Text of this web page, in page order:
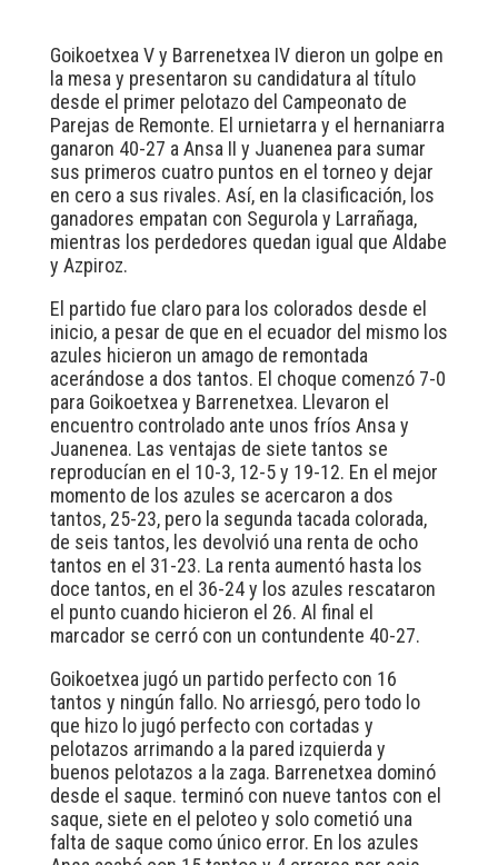
Goikoetxea V y Barrenetxea IV dieron un golpe en
la mesa y presentaron su candidatura al título
desde el primer pelotazo del Campeonato de
Parejas de Remonte. El urnietarra y el hernaniarra
ganaron 40-27 a Ansa II y Juanenea para sumar
sus primeros cuatro puntos en el torneo y dejar
en cero a sus rivales. Así, en la clasificación, los
ganadores empatan con Segurola y Larrañaga,
mientras los perdedores quedan igual que Aldabe
y Azpiroz.
El partido fue claro para los colorados desde el
inicio, a pesar de que en el ecuador del mismo los
azules hicieron un amago de remontada
acerándose a dos tantos. El choque comenzó 7-0
para Goikoetxea y Barrenetxea. Llevaron el
encuentro controlado ante unos fríos Ansa y
Juanenea. Las ventajas de siete tantos se
reproducían en el 10-3, 12-5 y 19-12. En el mejor
momento de los azules se acercaron a dos
tantos, 25-23, pero la segunda tacada colorada,
de seis tantos, les devolvió una renta de ocho
tantos en el 31-23. La renta aumentó hasta los
doce tantos, en el 36-24 y los azules rescataron
el punto cuando hicieron el 26. Al final el
marcador se cerró con un contundente 40-27.
Goikoetxea jugó un partido perfecto con 16
tantos y ningún fallo. No arriesgó, pero todo lo
que hizo lo jugó perfecto con cortadas y
pelotazos arrimando a la pared izquierda y
buenos pelotazos a la zaga. Barrenetxea dominó
desde el saque. terminó con nueve tantos con el
saque, siete en el peloteo y solo cometió una
falta de saque como único error. En los azules